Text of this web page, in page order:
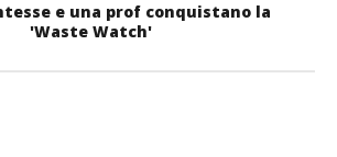
e una prof conquistano la
'Waste Watch'